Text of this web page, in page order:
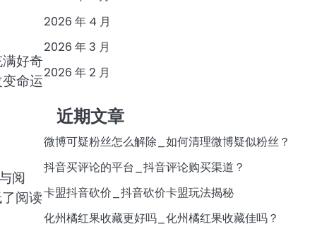
好奇
命运
阅
阅读
2026 年 4 月
2026 年 3 月
2026 年 2 月
近期文章
微博可疑粉丝怎么解除_如何清理微博疑似粉丝？
抖音买评论的平台_抖音评论购买渠道？
卡盟抖音砍价_抖音砍价卡盟玩法揭秘
化州橘红果收藏更好吗_化州橘红果收藏佳吗？